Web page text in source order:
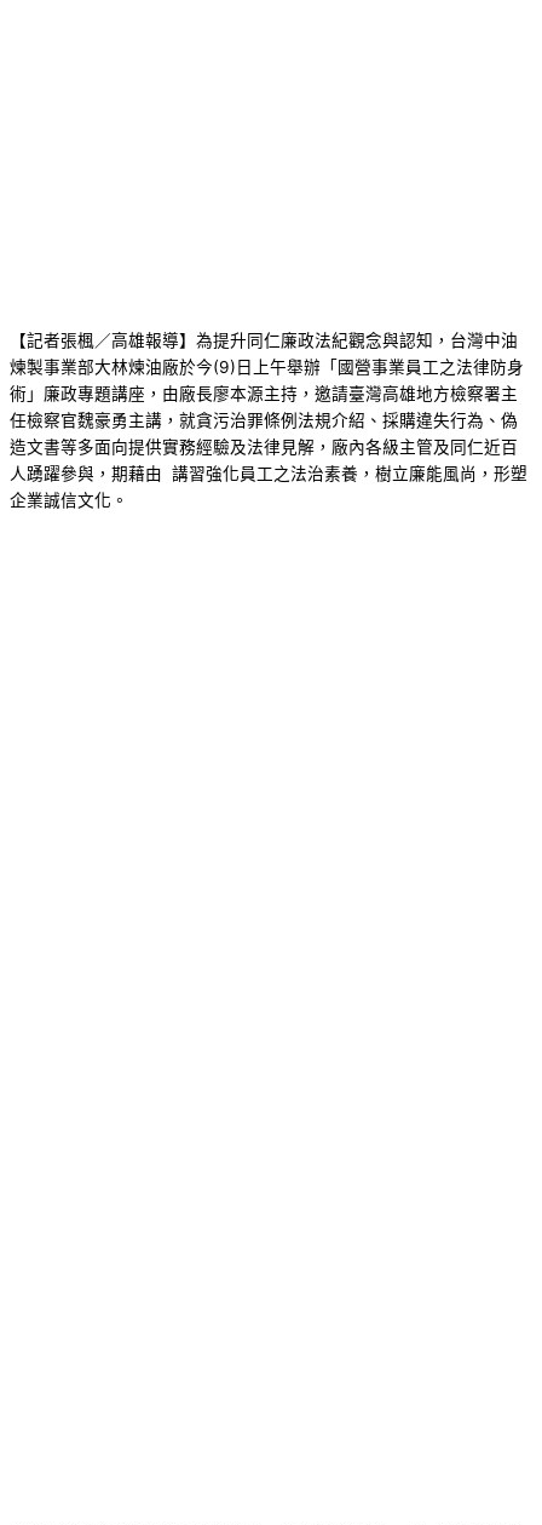
【記者張楓／高雄報導】為提升同仁廉政法紀觀念與認知，台灣中油
煉製事業部大林煉油廠於今(9)日上午舉辦「國營事業員工之法律防身
術」廉政專題講座，由廠長廖本源主持，邀請臺灣高雄地方檢察署主
任檢察官魏豪勇主講，就貪污治罪條例法規介紹、採購違失行為、偽
造文書等多面向提供實務經驗及法律見解，廠內各級主管及同仁近百
人踴躍參與，期藉由 講習強化員工之法治素養，樹立廉能風尚，形塑
企業誠信文化。